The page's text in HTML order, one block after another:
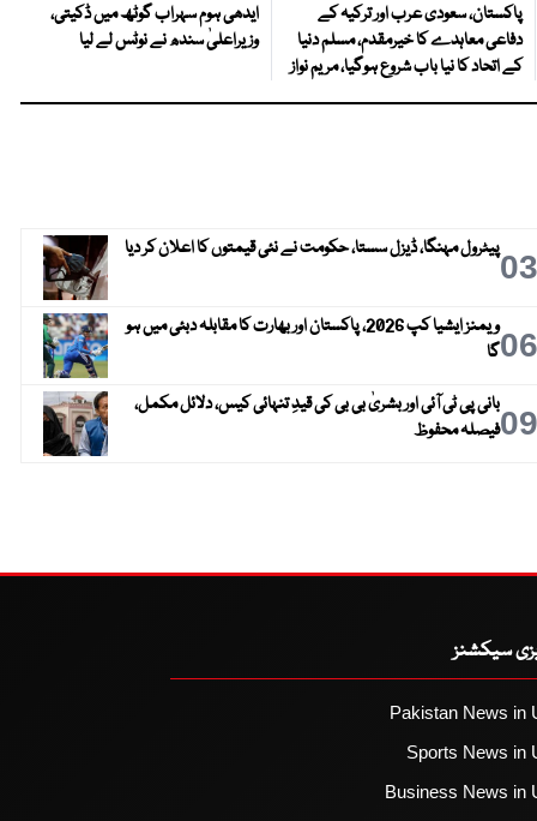
پاکستان، سعودی عرب اور ترکیہ کے
دفاعی معاہدے کا خیرمقدم، مسلم دنیا
کے اتحاد کا نیا باب شروع ہوگیا، مریم نواز
ایدھی ہوم سہراب گوٹھ میں ڈکیتی،
وزیراعلیٰ سندھ نے نوٹس لے لیا
03پیٹرول مہنگا، ڈیزل سستا، حکومت نے نئی قیمتوں کا اعلان کر دیا
06
ویمنز ایشیا کپ 2026، پاکستان اور بھارت کا مقابلہ دبئی میں ہو
گا
09بانی پی ٹی آئی اور بشریٰ بی بی کی قیدِ تنہائی کیس، دلائل مکمل،
فیصلہ محفوظ
سیکشنز
Pakistan News in
Sports News in
Business News in